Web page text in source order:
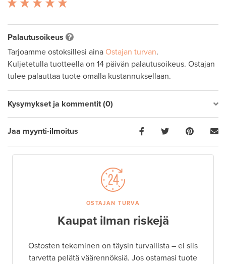
Palautusoikeus
Tarjoamme ostoksillesi aina Ostajan turvan.
Kuljetetulla tuotteella on 14 päivän palautusoikeus. Ostajan
tulee palauttaa tuote omalla kustannuksellaan.
Kysymykset ja kommentit (0)
Jaa myynti-ilmoitus
OSTAJAN TURVA
Kaupat ilman riskejä
Ostosten tekeminen on täysin turvallista – ei siis
tarvetta pelätä väärennöksiä. Jos ostamasi tuote